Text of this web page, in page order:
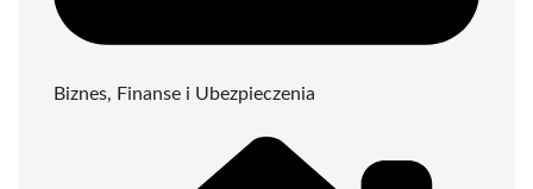
Biznes, Finanse i Ubezpieczenia